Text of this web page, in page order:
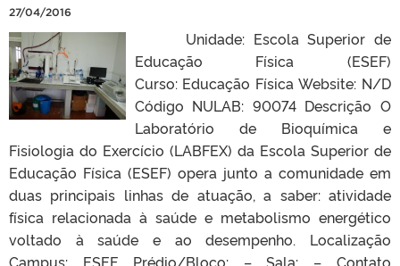
27/04/2016
Unidade: Escola Superior de
Educação Física (ESEF)
Curso: Educação Física Website: N/D
Código NULAB: 90074 Descrição O
Laboratório de Bioquímica e
Fisiologia do Exercício (LABFEX) da Escola Superior de
Educação Física (ESEF) opera junto a comunidade em
duas principais linhas de atuação, a saber: atividade
física relacionada à saúde e metabolismo energético
voltado à saúde e ao desempenho. Localização
Campus: ESEF Prédio/Bloco: – Sala: – Contato